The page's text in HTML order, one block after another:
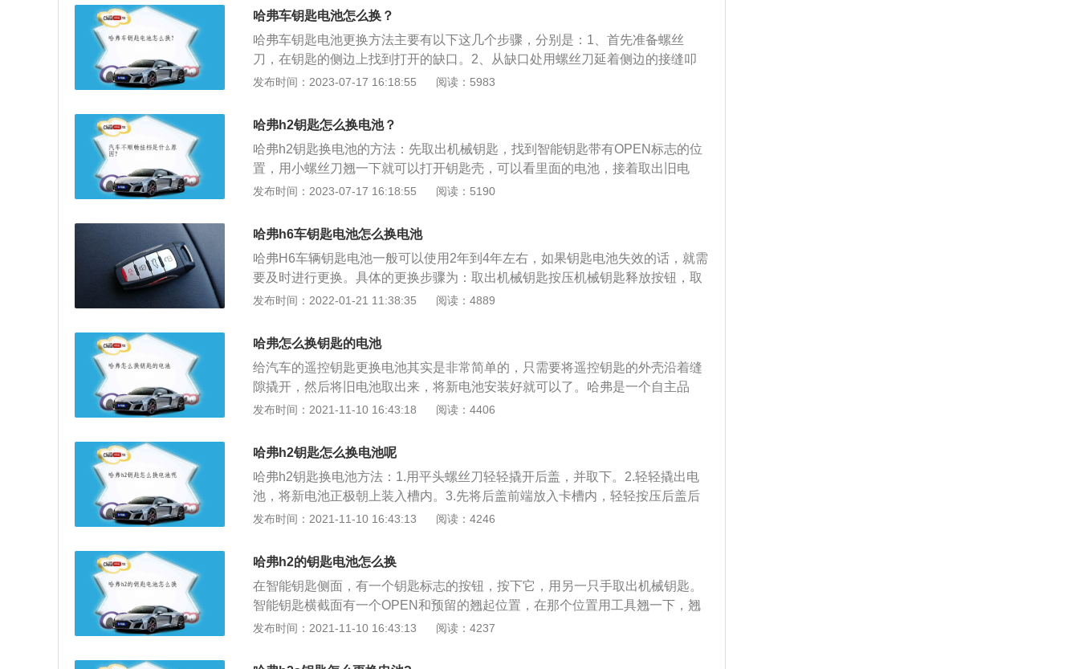
志的按钮，按下它就可以取出机械钥匙。2、找到智能钥匙带有OPEN标志的位
置，用小螺丝刀翘一下。注意要控制力度，防止损坏钥匙壳影响外观。3、翘开
缝隙之后，再轻轻把钥匙扳开，就可以看到电池的位置。4、用小螺丝刀轻轻翘
起电池它就会弹起来，不要用蛮力，防止损坏电池，取出电池。安装正确型号的
电池，注意分清正负极，注意不要装反。5、原路装回，轻轻按下电池壳。听见
哈弗车钥匙电池怎么换？
哈弗车钥匙电池更换方法主要有以下这几个步骤，分别是：1、首先准备螺丝
刀，在钥匙的侧边上找到打开的缺口。2、从缺口处用螺丝刀延着侧边的接缝叩
开，能看到钥匙的内芯。3、找到电池，用螺丝刀把电池挑出来，换个新的电
右，带一键启动的遥控钥匙电池使用寿命较短，在一年左右。可以在车上备上2
块电池，有备无患。
发布时间：2023-07-17 16:18:55 阅读：5983
哈弗h2钥匙怎么换电池？
哈弗h2钥匙换电池的方法：先取出机械钥匙，找到智能钥匙带有OPEN标志的位
置，用小螺丝刀翘一下就可以打开钥匙壳，可以看里面的电池，接着取出旧电
池，安装正确型号的电池，并注意分清正负极，不要装反，按原步骤安装回钥匙
1700mm。该车全系标配了LED镶钻效果的一字型日间行车灯，采用18寸铝合金
轮毂，搭载了1.5T强劲涡轮增压发动机，匹配的是7DCT格特拉克湿式双离合变
速器。
发布时间：2023-07-17 16:18:55 阅读：5190
哈弗h6车钥匙电池怎么换电池
哈弗H6车辆钥匙电池一般可以使用2年到4年左右，如果钥匙电池失效的话，就需
要及时进行更换。具体的更换步骤为：取出机械钥匙按压机械钥匙释放按钮，取
出内嵌式机械钥匙。用平头螺丝刀轻轻撬开盖子。更换电池将旧电池取出，嵌入
确认钥匙上的指示灯点亮。
发布时间：2022-01-21 11:38:35 阅读：4889
哈弗怎么换钥匙的电池
给汽车的遥控钥匙更换电池其实是非常简单的，只需要将遥控钥匙的外壳沿着缝
隙撬开，然后将旧电池取出来，将新电池安装好就可以了。哈弗是一个自主品
牌，这是一个专门制造suv的自主品牌，哈弗旗下的suv车型性价比都是非常高
型是哈弗h6，这款车上市后受到了不少年轻消费者的欢迎。哈弗h6一共使用了两
款发动机，一款是1.5升涡轮增压发动机，另一款是2.0升涡轮增压发动机。1.5升
涡轮增压发动机有169马力和285牛米的最大扭矩，这款发动机的最大功率转速为
5000到5600转每分钟，最大扭矩转速为1400到3000转每分钟。这款发动机搭载
了缸内直喷技术，并且使用了铝合金缸盖缸体。与这款发动机匹配的是7速双离
的最大功率转速为5500转每分钟，最大扭矩转速为1600到3600转每分钟。这款
发动机搭载了dvvt技术和缸内直喷技术，并且使用了铝合金缸盖和铸铁缸体。与
这款发动机匹配的是7速双离合变速箱。
发布时间：2021-11-10 16:43:18 阅读：4406
哈弗h2钥匙怎么换电池呢
哈弗h2钥匙换电池方法：1.用平头螺丝刀轻轻撬开后盖，并取下。2.轻轻撬出电
池，将新电池正极朝上装入槽内。3.先将后盖前端放入卡槽内，轻轻按压后盖后
端即可装好后盖。一般来说，遥控钥匙电池寿命在两到三年，具体情况因车型和
电之前是有征兆的，你只要多加注意就是了。1、遥控距离变短以前隔着五六米
就可以打开车门，现在则要靠车门很近才有反应了。这很可能就是钥匙电量发生
了变化，电压低了，导致遥控器的发射信号能力下降，遥控距离就变短了。2、
偶尔会失灵开门的时候要反复按几遍，才有可能出现反应，多按几次才能成功解
锁，出现这种情况很可能就是遥控电池快没电了。3、指示灯比较暗注意观察钥
发布时间：2021-11-10 16:43:13 阅读：4246
哈弗h2的钥匙电池怎么换
在智能钥匙侧面，有一个钥匙标志的按钮，按下它，用另一只手取出机械钥匙。
智能钥匙横截面有一个OPEN和预留的翘起位置，在那个位置用工具翘一下，翘
开之后，轻轻把钥匙扳开，就可以看到电池的位置并更换新电池。外观方面，哈
AVAL车标加上大嘴式前进气格栅，中网配以镀铬饰条以作修饰，整体车头感觉饱
发布时间：2021-11-10 16:43:13 阅读：4237